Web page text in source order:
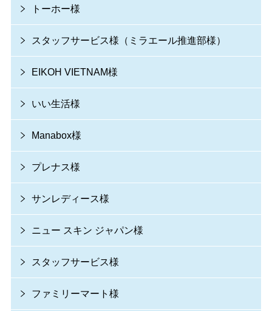
トーホー様
スタッフサービス様（ミラエール推進部様）
EIKOH VIETNAM様
いい生活様
Manabox様
プレナス様
サンレディース様
ニュー スキン ジャパン様
スタッフサービス様
ファミリーマート様